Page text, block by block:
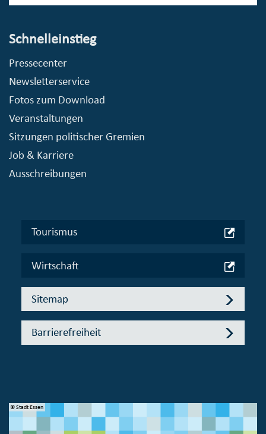
Schnelleinstieg
Pressecenter
Newsletterservice
Fotos zum Download
Veranstaltungen
Sitzungen politischer Gremien
Job & Karriere
Ausschreibungen
Tourismus
Wirtschaft
Sitemap
Barrierefreiheit
© Stadt Essen